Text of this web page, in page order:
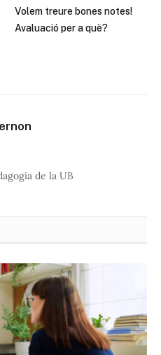
Volem treure bones notes!
Avaluació per a què?
de la UB